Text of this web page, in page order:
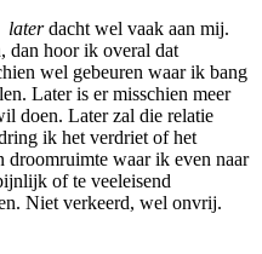
laterdacht wel vaak aan mij.
dan hoor ik overal dat
wel gebeuren waar ik bang
Later is er misschien meer
doen. Later zal die relatie
ik het verdriet of het
droomruimte waar ik even naar
of te veeleisend
Niet verkeerd, wel onvrij.